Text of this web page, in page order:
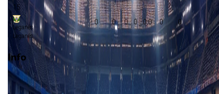
15
Leganés
Leganés
0 0 0 0 0:0 0 0
Info
Op 4 oktober 2026 gaat Cadiz de strijd aan met Leganés. De
wedstrijd wordt afgetrapt om 13:00 en wordt gespeeld in de